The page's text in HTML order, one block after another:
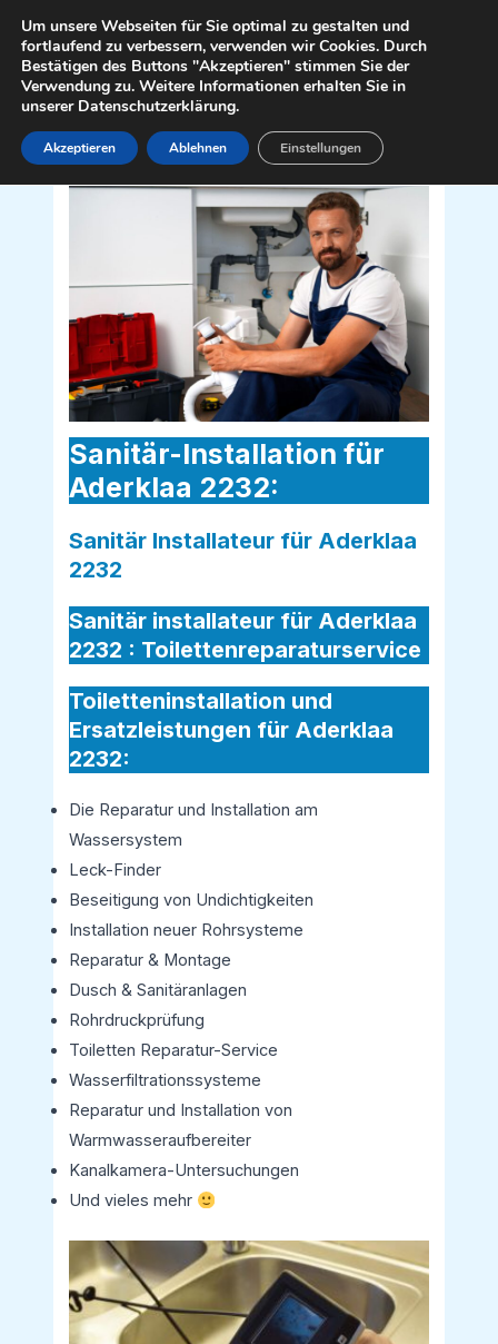
Inhalt
springen
Sanitär Installateur für Aderklaa 2232
Sanitär-Installation für
Aderklaa 2232:
Sanitär Installateur für Aderklaa
2232
Sanitär installateur für Aderklaa
2232 : Toilettenreparaturservice
Toiletteninstallation und
Ersatzleistungen für Aderklaa
2232:
Die Reparatur und Installation am
Wassersystem
Leck-Finder
Beseitigung von Undichtigkeiten
Installation neuer Rohrsysteme
Reparatur & Montage
Dusch & Sanitäranlagen
Rohrdruckprüfung
Toiletten Reparatur-Service
Wasserfiltrationssysteme
Reparatur und Installation von
Warmwasseraufbereiter
Kanalkamera-Untersuchungen
Und vieles mehr
Um unsere Webseiten für Sie optimal zu gestalten und
fortlaufend zu verbessern, verwenden wir Cookies. Durch
Bestätigen des Buttons "Akzeptieren" stimmen Sie der
Verwendung zu. Weitere Informationen erhalten Sie in
unserer Datenschutzerklärung.
Akzeptieren Ablehnen Einstellungen